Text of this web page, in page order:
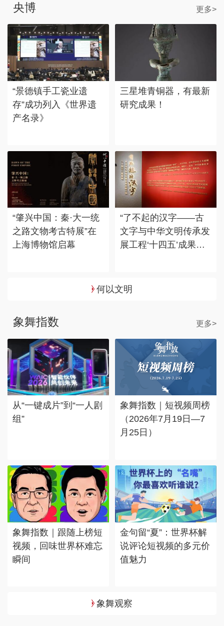
央博 更多>
“景德镇手工瓷业遗
存”成功列入《世界遗
产名录》
三星堆青铜器，有最新
研究成果！
“肇兴中国：秦·大一统
之路文物考古特展”在
上海博物馆启幕
“了不起的汉字——古
文字与中华文明传承发
展工程‘十四五’成果
何以文明
象舞指数 更多>
从“一键成片”到“一人剧
组”
象舞指数｜短视频周榜
（2026年7月19日—7
月25日）
象舞指数｜跟随上榜短
视频，回味世界杯难忘
瞬间
金句留“夏”：世界杯解
说评论短视频的多元价
值魅力
象舞观察